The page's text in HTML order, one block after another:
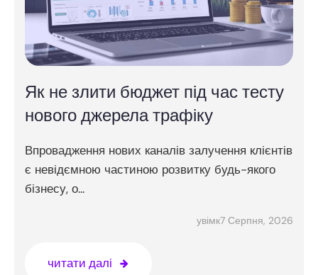
Як не злити бюджет під час тесту
нового джерела трафіку
Впровадження нових каналів залучення клієнтів
є невідємною частиною розвитку будь-якого
бізнесу, о...
увімк7 Серпня, 2026
читати далі